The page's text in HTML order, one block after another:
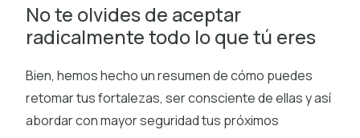
No te olvides de aceptar
radicalmente todo lo que tú eres
Bien, hemos hecho un resumen de cómo puedes
retomar tus fortalezas, ser consciente de ellas y así
abordar con mayor seguridad tus próximos